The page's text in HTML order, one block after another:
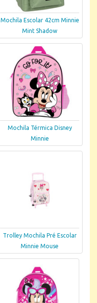
Mochila Escolar 42cm Minnie
Mint Shadow
Mochila Térmica Disney
Minnie
Trolley Mochila Pré Escolar
Minnie Mouse